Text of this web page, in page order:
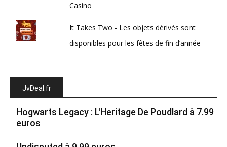
Casino
It Takes Two - Les objets dérivés sont
disponibles pour les fêtes de fin d’année
JvDeal.fr
Hogwarts Legacy : L'Heritage De Poudlard à 7.99
euros